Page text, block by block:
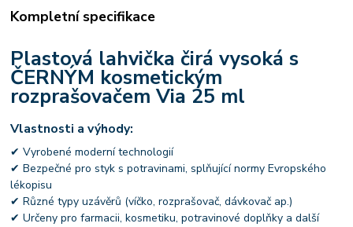
Kompletní specifikace
Plastová lahvička čirá vysoká s
ČERNÝM kosmetickým
rozprašovačem Via 25 ml
Vlastnosti a výhody:
✔ Vyrobené moderní technologií
✔ Bezpečné pro styk s potravinami, splňující normy Evropského
lékopisu
✔ Různé typy uzávěrů (víčko, rozprašovač, dávkovač ap.)
✔ Určeny pro farmacii, kosmetiku, potravinové doplňky a další